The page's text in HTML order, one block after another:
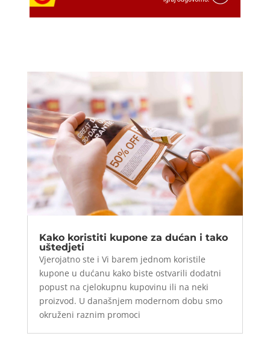
Kako koristiti kupone za dućan i tako
uštedjeti
Vjerojatno ste i Vi barem jednom koristile
kupone u dućanu kako biste ostvarili dodatni
popust na cjelokupnu kupovinu ili na neki
proizvod. U današnjem modernom dobu smo
okruženi raznim promoci